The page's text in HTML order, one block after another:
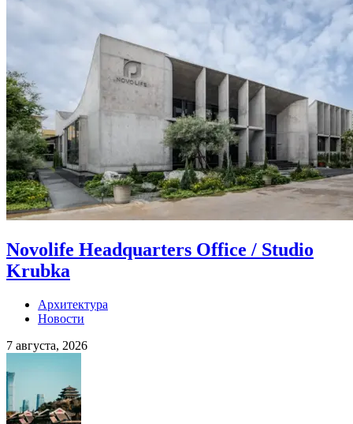
Novolife Headquarters Office / Studio
Krubka
Архитектура
Новости
7 августа, 2026